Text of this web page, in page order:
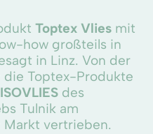
Toptex Vlies mit
how großteils in
in Linz. Von der
die Toptex-Produkte
ISOVLIES des
Tulnik am
vertrieben.